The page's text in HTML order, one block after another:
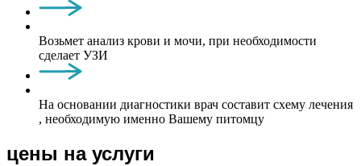
Возьмет анализ крови и мочи, при необходимости
сделает УЗИ
На основании диагностики врач составит схему лечения
, необходимую именно Вашему питомцу
цены на услуги